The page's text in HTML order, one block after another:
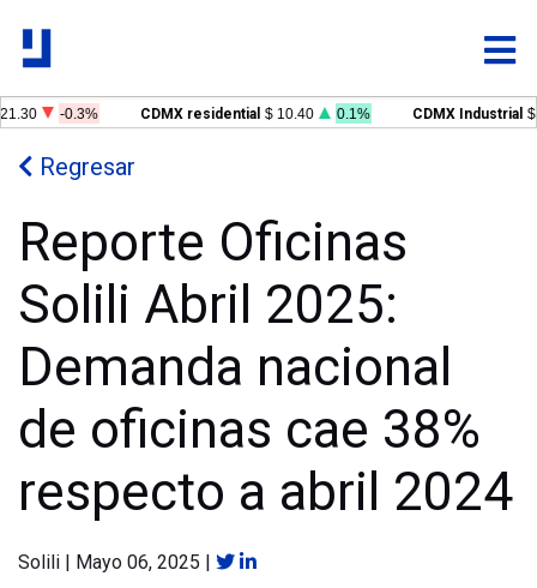
-0.3% CDMX residential $ 10.40 0.1% CDMX Industrial $
Regresar
Reporte Oficinas
Solili Abril 2025:
Demanda nacional
de oficinas cae 38%
respecto a abril 2024
Solili | Mayo 06, 2025 |